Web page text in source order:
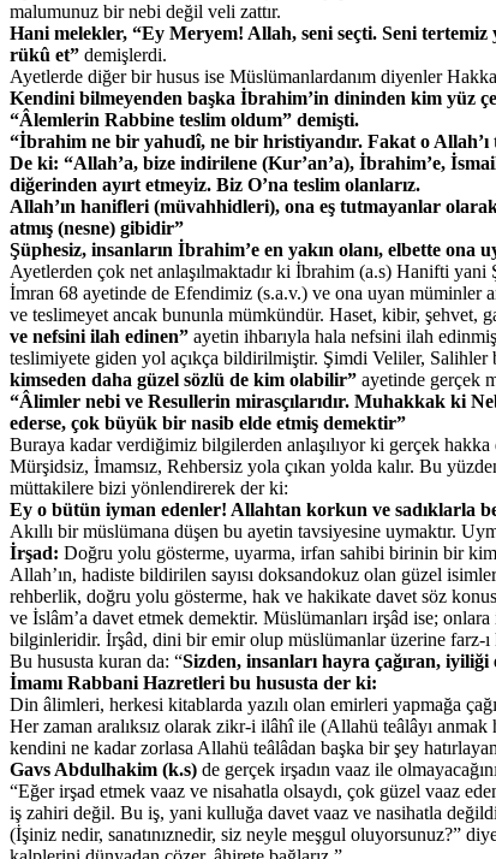
malumunuz bir nebi değil veli zattır.
Hani melekler, “Ey Meryem! Allah, seni seçti. Seni
rükû et” demişlerdi.
Ayetlerde diğer bir husus ise Müslümanlardanım diyenler
Kendini bilmeyenden başka İbrahim’in dininden kim yüz
“Âlemlerin Rabbine teslim oldum” demişti.
“İbrahim ne bir yahudî, ne bir hristiyandır. Fakat o
De ki: “Allah’a, bize indirilene (Kur’an’a), İbrahim’e,
diğerinden ayırt etmeyiz. Biz O’na teslim olanlarız.
Allah’ın hanifleri (müvahhidleri), ona eş tutmayanlar
atmış (nesne) gibidir”
Şüphesiz, insanların İbrahim’e en yakın olanı, elbette
Ayetlerden çok net anlaşılmaktadır ki İbrahim (a.s) Hanifti
İmran 68 ayetinde de Efendimiz (s.a.v.) ve ona uyan müminler
ve teslimeyet ancak bununla mümkündür. Haset, kibir, şehvet,
ve nefsini ilah edinen” ayetin ihbarıyla hala nefsini ilah
teslimiyete giden yol açıkça bildirilmiştir. Şimdi Veliler, Salihler
kimseden daha güzel sözlü de kim olabilir” ayetinde gerçek
“Âlimler nebi ve Resullerin mirasçılarıdır. Muhakkak ki
ederse, çok büyük bir nasib elde etmiş demektir”
Buraya kadar verdiğimiz bilgilerden anlaşılıyor ki gerçek
Mürşidsiz, İmamsız, Rehbersiz yola çıkan yolda kalır. Bu
müttakilere bizi yönlendirerek der ki:
Ey o bütün iyman edenler! Allahtan korkun ve sadıklarla
Akıllı bir müslümana düşen bu ayetin tavsiyesine uymaktır.
İrşad: Doğru yolu gösterme, uyarma, irfan sahibi birinin bir
Allah’ın, hadiste bildirilen sayısı doksandokuz olan güzel
rehberlik, doğru yolu gösterme, hak ve hakikate davet söz
ve İslâm’a davet etmek demektir. Müslümanları irşâd ise;
bilginleridir. İrşâd, dini bir emir olup müslümanlar üzerine farz-ı
Bu hususta kuran da: “Sizden, insanları hayra çağıran,
İmamı Rabbani Hazretleri bu hususta der ki:
Din âlimleri, herkesi kitablarda yazılı olan emirleri yapmağa
Her zaman aralıksız olarak zikr-i ilâhî ile (Allahü teâlâyı
kendini ne kadar zorlasa Allahü teâlâdan başka bir şey
Gavs Abdulhakim (k.s) de gerçek irşadın vaaz ile
“Eğer irşad etmek vaaz ve nisahatla olsaydı, çok güzel vaaz
iş zahiri değil. Bu iş, yani kulluğa davet vaaz ve nasihatla
(İşiniz nedir, sanatınıznedir, siz neyle meşgul oluyorsunuz?”